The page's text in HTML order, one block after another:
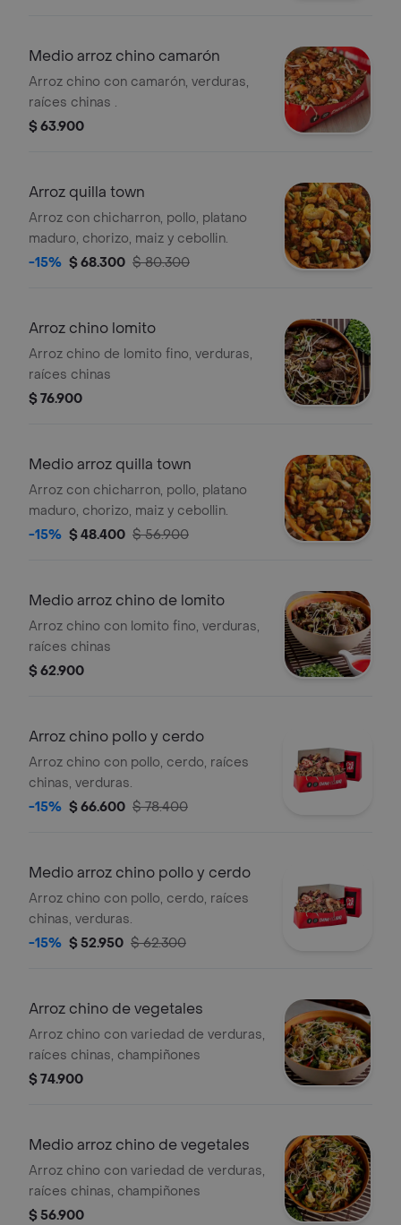
Medio arroz chino camarón
Arroz chino con camarón, verduras,
raíces chinas .
$ 63.900
Arroz quilla town
Arroz con chicharron, pollo, platano
maduro, chorizo, maiz y cebollin.
-15% $ 68.300 $ 80.300
Arroz chino lomito
Arroz chino de lomito fino, verduras,
raíces chinas
$ 76.900
Medio arroz quilla town
Arroz con chicharron, pollo, platano
maduro, chorizo, maiz y cebollin.
-15% $ 48.400 $ 56.900
Medio arroz chino de lomito
Arroz chino con lomito fino, verduras,
raíces chinas
$ 62.900
Arroz chino pollo y cerdo
Arroz chino con pollo, cerdo, raíces
chinas, verduras.
-15% $ 66.600 $ 78.400
Medio arroz chino pollo y cerdo
Arroz chino con pollo, cerdo, raíces
chinas, verduras.
-15% $ 52.950 $ 62.300
Arroz chino de vegetales
Arroz chino con variedad de verduras,
raíces chinas, champiñones
$ 74.900
Medio arroz chino de vegetales
Arroz chino con variedad de verduras,
raíces chinas, champiñones
$ 56.900